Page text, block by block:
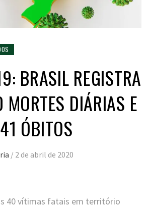
BRASIL REGISTRA
DIÁRIAS E
ÓBITOS
/ 2 de abril de 2020
40 vítimas fatais em território